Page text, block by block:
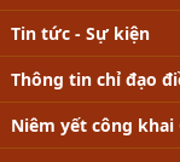
Tin tức - Sự kiện
Thông tin chỉ đạo
Niêm yết công khai